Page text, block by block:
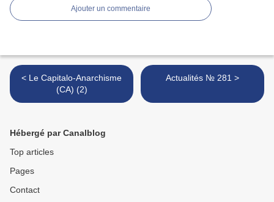
Ajouter un commentaire
< Le Capitalo-Anarchisme
(CA) (2)
Actualités № 281 >
Hébergé par Canalblog
Top articles
Pages
Contact